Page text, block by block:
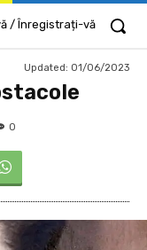
/ Înregistrați-vă
Updated: 01/06/2023
0